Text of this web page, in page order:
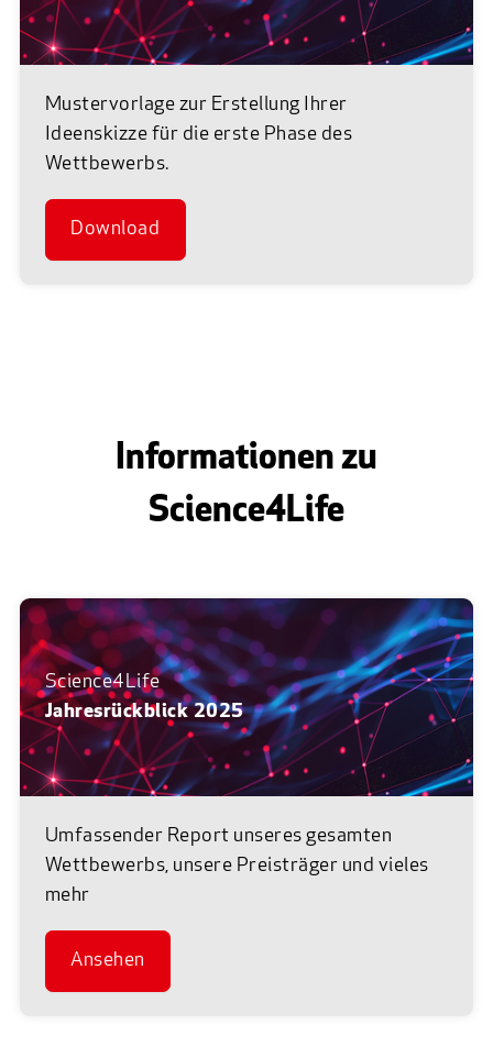
Mustervorlage zur Erstellung Ihrer
Ideenskizze für die erste Phase des
Wettbewerbs.
Download
Informationen zu
Science4Life
Science4Life
Jahresrückblick 2025
Umfassender Report unseres gesamten
Wettbewerbs, unsere Preisträger und vieles
mehr
Ansehen